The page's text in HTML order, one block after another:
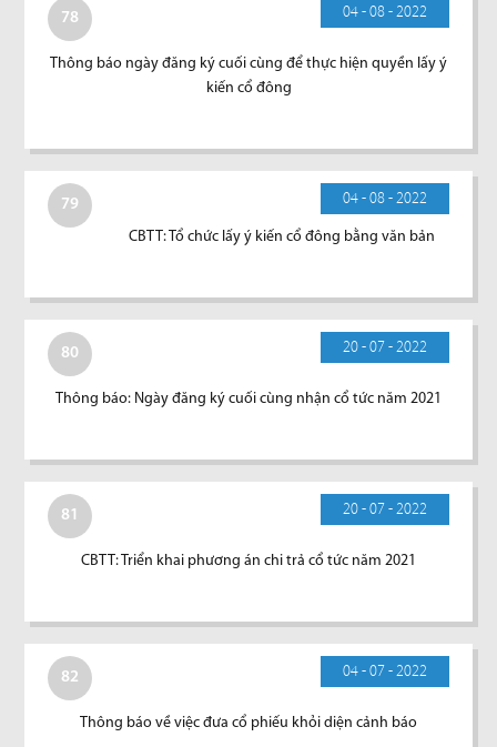
78 04 - 08 - 2022
Thông báo ngày đăng ký cuối cùng để thực hiện quyền lấy ý
kiến cổ đông
79 04 - 08 - 2022
CBTT: Tổ chức lấy ý kiến cổ đông bằng văn bản
80 20 - 07 - 2022
Thông báo: Ngày đăng ký cuối cùng nhận cổ tức năm 2021
81 20 - 07 - 2022
CBTT: Triển khai phương án chi trả cổ tức năm 2021
82 04 - 07 - 2022
Thông báo về việc đưa cổ phiếu khỏi diện cảnh báo